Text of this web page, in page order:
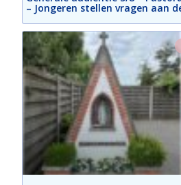
– Jongeren stellen vragen aan